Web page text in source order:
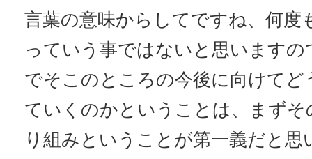
言葉の意味からしてですね、何度
っていう事ではないと思いますの
でそこのところの今後に向けてど
ていくのかということは、まずそ
り組みということが第一義だと思